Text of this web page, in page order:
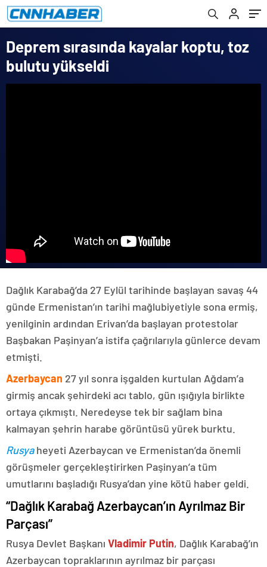
Deprem sırasında kayalar koptu, toz
bulutu yükseldi
Dağlık Karabağ’da 27 Eylül tarihinde başlayan savaş 44
günde Ermenistan’ın tarihi mağlubiyetiyle sona ermiş,
yenilginin ardından Erivan’da başlayan protestolar
Başbakan Paşinyan’a istifa çağrılarıyla günlerce devam
etmişti.
Azerbaycan 27 yıl sonra işgalden kurtulan Ağdam’a
girmiş ancak şehirdeki acı tablo, gün ışığıyla birlikte
ortaya çıkmıştı. Neredeyse tek bir sağlam bina
kalmayan şehrin harabe görüntüsü yürek burktu.
Rusyaheyeti Azerbaycan ve Ermenistan’da önemli
görüşmeler gerçekleştirirken Paşinyan’a tüm
umutlarını başladığı Rusya’dan yine kötü haber geldi.
“Dağlık Karabağ Azerbaycan’ın Ayrılmaz Bir
Parçası”
Rusya Devlet Başkanı Vladimir Putin, Dağlık Karabağ’ın
Azerbaycan topraklarının ayrılmaz bir parçası